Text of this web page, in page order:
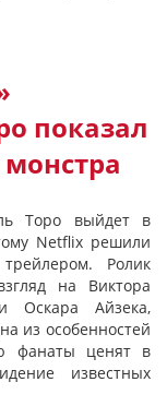
показал
Торо выйдет в
Netflix решили
Ролик
на Виктора
Оскара Айзека,
из особенностей
фанаты ценят в
известных